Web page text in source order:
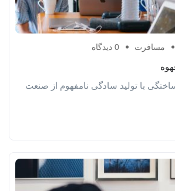
مسافرت 0 دیدگاه
با تولید سادگی نامفهوم از صنعت